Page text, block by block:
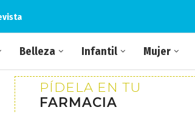
Belleza Infantil Mujer
PÍDELA EN TU
FARMACIA